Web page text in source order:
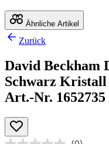
Ähnliche Artikel
Zurück
David Beckham
Schwarz
Art.-Nr. 1652735